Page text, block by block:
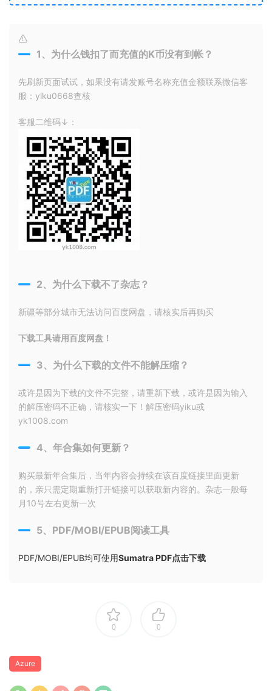
1、为什么钱扣了而充值的K币没有到帐？
先刷新页面试试，如果没有请发账号名称充值金额联系微信客
服：yiku0668查核
客服二维码↓：
2、为什么下载不了杂志？
新疆等部分城市无法访问百度网盘，请核实后再购买
下载工具请用百度网盘！
3、为什么下载的文件不能解压缩？
或许是因为下载的文件不完整，请重新下载，或许是因为输入
的解压密码不正确，请核实一下！解压密码yiku或
yk1008.com
4、年合集如何更新？
购买最新年合集后，当年内容会持续在该百度链接里面更新
的，亲只需定期重新打开链接可以获取新内容的。杂志一般每
月10号左右更新一次
5、PDF/MOBI/EPUB阅读工具
PDF/MOBI/EPUB均可使用Sumatra PDF点击下载
0 0
Azure